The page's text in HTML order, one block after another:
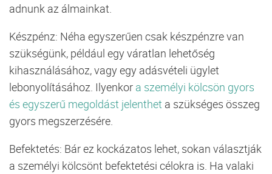
adnunk az álmainkat.
Készpénz: Néha egyszerűen csak készpénzre van
szükségünk, például egy váratlan lehetőség
kihasználásához, vagy egy adásvételi ügylet
lebonyolításához. Ilyenkor a személyi kölcsön gyors
és egyszerű megoldást jelenthet a szükséges összeg
gyors megszerzésére.
Befektetés: Bár ez kockázatos lehet, sokan választják
a személyi kölcsönt befektetési célokra is. Ha valaki